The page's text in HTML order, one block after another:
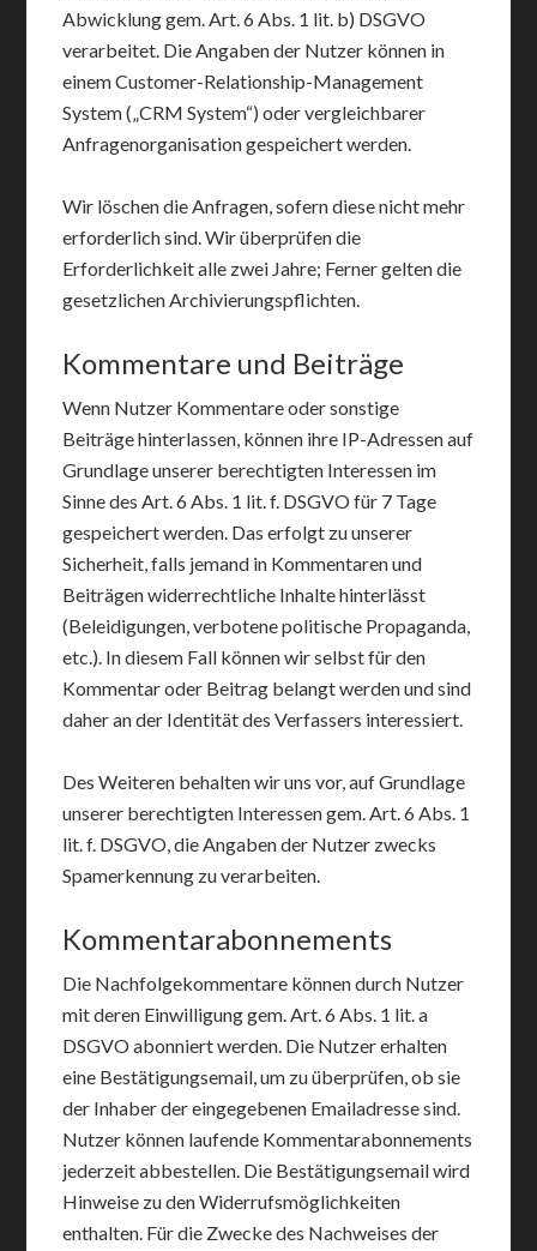
Abwicklung gem. Art. 6 Abs. 1 lit. b) DSGVO
verarbeitet. Die Angaben der Nutzer können in
einem Customer-Relationship-Management
System („CRM System“) oder vergleichbarer
Anfragenorganisation gespeichert werden.
Wir löschen die Anfragen, sofern diese nicht mehr
erforderlich sind. Wir überprüfen die
Erforderlichkeit alle zwei Jahre; Ferner gelten die
gesetzlichen Archivierungspflichten.
Kommentare und Beiträge
Wenn Nutzer Kommentare oder sonstige
Beiträge hinterlassen, können ihre IP-Adressen auf
Grundlage unserer berechtigten Interessen im
Sinne des Art. 6 Abs. 1 lit. f. DSGVO für 7 Tage
gespeichert werden. Das erfolgt zu unserer
Sicherheit, falls jemand in Kommentaren und
Beiträgen widerrechtliche Inhalte hinterlässt
(Beleidigungen, verbotene politische Propaganda,
etc.). In diesem Fall können wir selbst für den
Kommentar oder Beitrag belangt werden und sind
daher an der Identität des Verfassers interessiert.
Des Weiteren behalten wir uns vor, auf Grundlage
unserer berechtigten Interessen gem. Art. 6 Abs. 1
lit. f. DSGVO, die Angaben der Nutzer zwecks
Spamerkennung zu verarbeiten.
Kommentarabonnements
Die Nachfolgekommentare können durch Nutzer
mit deren Einwilligung gem. Art. 6 Abs. 1 lit. a
DSGVO abonniert werden. Die Nutzer erhalten
eine Bestätigungsemail, um zu überprüfen, ob sie
der Inhaber der eingegebenen Emailadresse sind.
Nutzer können laufende Kommentarabonnements
jederzeit abbestellen. Die Bestätigungsemail wird
Hinweise zu den Widerrufsmöglichkeiten
enthalten. Für die Zwecke des Nachweises der